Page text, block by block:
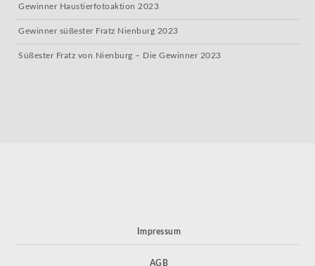
Gewinner Haustierfotoaktion 2023
Gewinner süßester Fratz Nienburg 2023
Süßester Fratz von Nienburg – Die Gewinner 2023
Impressum
AGB